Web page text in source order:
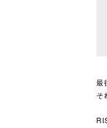
最
そ